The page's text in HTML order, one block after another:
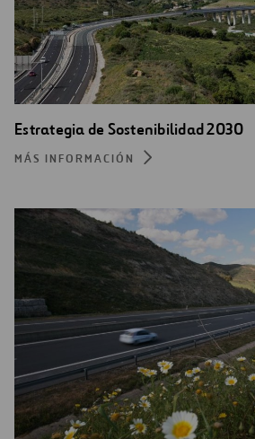
Estrategia de Sostenibilidad 2030
MÁS INFORMACIÓN